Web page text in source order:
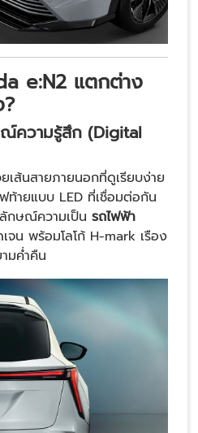
e:N2 แตกต่าง
ณ์ความรู้สึก (Digital
เส้นสายภายนอกที่ดูเรียบง่าย
ท้ายแบบ LED ที่เชื่อมต่อกัน
กษณ์ความเป็น รถไฟฟ้า
จน พร้อมโลโก้ H-mark เรือง
มค่ำคืน